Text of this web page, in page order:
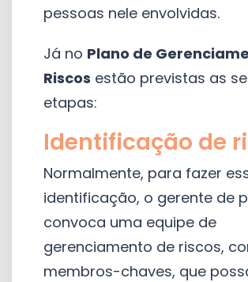
pessoas nele envolvidas.
Já no Plano de
Riscos estão previstas as
etapas:
Identificação de
Normalmente, para fazer
identificação, o gerente de
convoca uma equipe de
gerenciamento de riscos,
membros-chaves, que